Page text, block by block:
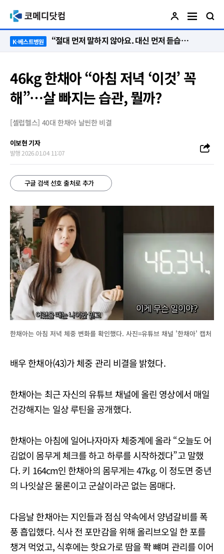
K-베스트병원 “절대 먼저 말하지 않아요. 대신 먼저 듣습니다”
46kg 한채아 “아침 저녁 ‘이것’ 꼭
해”…살 빠지는 습관, 뭘까?
[셀럽헬스] 40대 한채아 날씬한 비결
이보현 기자
발행 2026.01.04 11:07
구글 검색 선호 출처로 추가
한채아는 아침 저녁 체중 변화를 확인했다. 사진=유튜브 채널 '한채아' 캡처
배우 한채아(43)가 체중 관리 비결을 밝혔다.
한채아는 최근 자신의 유튜브 채널에 올린 영상에서 매일
건강해지는 일상 루틴을 공개했다.
한채아는 아침에 일어나자마자 체중계에 올라 “오늘도 어
김없이 몸무게 체크를 하고 하루를 시작하겠다”고 말했
다. 키 164cm인 한채아의 몸무게는 47kg. 이 정도면 중년
의 나잇살은 물론이고 군살이라곤 없는 몸매다.
다음날 한채아는 지인들과 점심 약속에서 양념갈비를 폭
풍 흡입했다. 식사 전 포만감을 위해 올리브오일 한 포를
챙겨 먹었고, 식후에는 핫요가로 땀을 쫙 뺴며 관리를 이어